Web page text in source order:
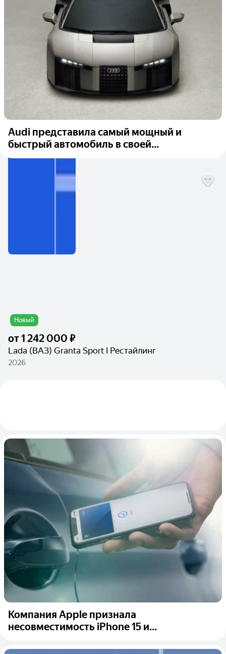
Audi представила самый мощный и
быстрый автомобиль в своей...
Новый
от1 242 000 ₽
Lada (ВАЗ) Granta Sport I Рестайлинг
2026
Компания Apple признала
несовместимость iPhone 15 и...